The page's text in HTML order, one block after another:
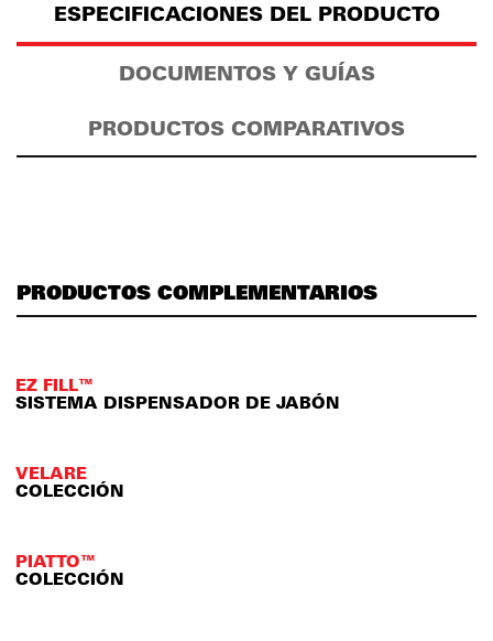
ESPECIFICACIONES DEL PRODUCTO
DOCUMENTOS Y GUÍAS
PRODUCTOS COMPARATIVOS
PRODUCTOS COMPLEMENTARIOS
EZ FILL™
SISTEMA DISPENSADOR DE JABÓN
VELARE
COLECCIÓN
PIATTO™
COLECCIÓN